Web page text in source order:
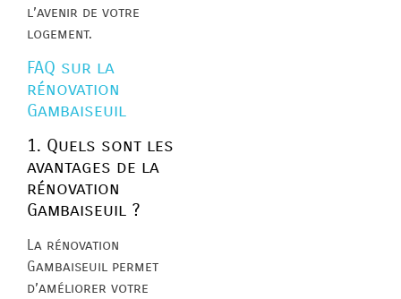
l’avenir de votre
logement.
FAQ sur la
rénovation
Gambaiseuil
1. Quels sont les
avantages de la
rénovation
Gambaiseuil ?
La rénovation
Gambaiseuil permet
d’améliorer votre